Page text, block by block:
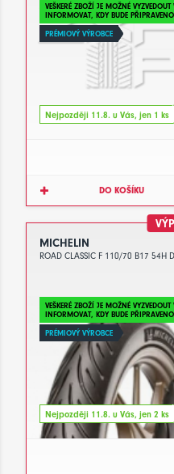
VEŠKERÉ ZBOŽÍ JE MOŽNÉ
INFORMOVAT, KDY BUDE
PRÉMIOVÝ VÝROBCE
Nejpozději 11.8. u Vás, jen 1 ks
DO KOŠÍKU
MICHELIN
ROAD CLASSIC F 110/70 B17 54H
VEŠKERÉ ZBOŽÍ JE MOŽNÉ
INFORMOVAT, KDY BUDE
PRÉMIOVÝ VÝROBCE
Nejpozději 11.8. u Vás, jen 2 ks